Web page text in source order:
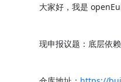
大家好，我是
现申报议题：底层依